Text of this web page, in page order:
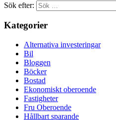
Sök efter:
Kategorier
Alternativa investeringar
Bil
Bloggen
Böcker
Bostad
Ekonomiskt oberoende
Fastigheter
Fru Oberoende
Hållbart sparande